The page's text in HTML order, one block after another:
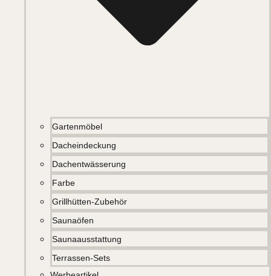
Gartenmöbel
Dacheindeckung
Dachentwässerung
Farbe
Grillhütten-Zubehör
Saunaöfen
Saunaausstattung
Terrassen-Sets